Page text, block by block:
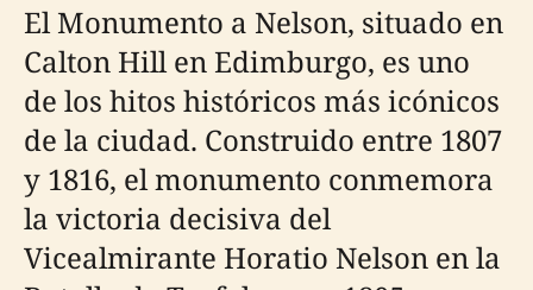
El Monumento a Nelson, situado en
Calton Hill en Edimburgo, es uno
de los hitos históricos más icónicos
de la ciudad. Construido entre 1807
y 1816, el monumento conmemora
la victoria decisiva del
Vicealmirante Horatio Nelson en la